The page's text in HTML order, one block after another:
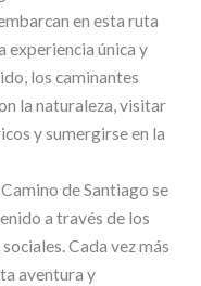
en esta ruta
experiencia única y
los caminantes
la naturaleza, visitar
y sumergirse en la
de Santiago se
a través de los
Cada vez más
aventura y